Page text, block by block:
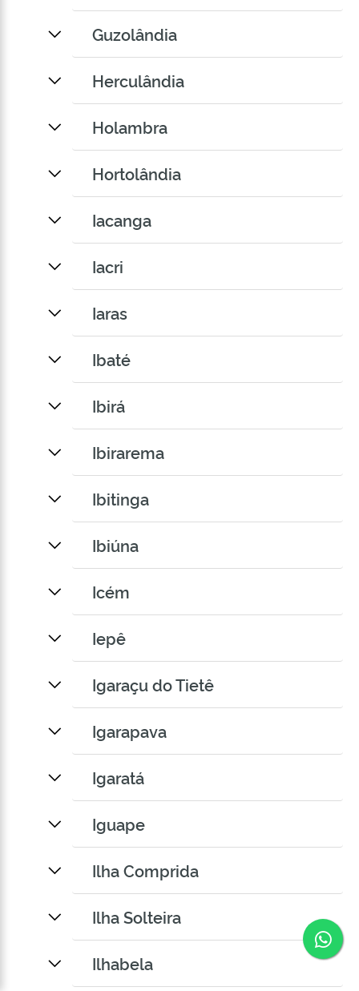
Guzolândia
Herculândia
Holambra
Hortolândia
Iacanga
Iacri
Iaras
Ibaté
Ibirá
Ibirarema
Ibitinga
Ibiúna
Icém
Iepê
Igaraçu do Tietê
Igarapava
Igaratá
Iguape
Ilha Comprida
Ilha Solteira
Ilhabela